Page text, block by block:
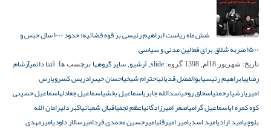
شش ماه ریاست ابراهیم رئیسی بر قوه قضائیه؛ حدود ۱۰۰۰ سال حبس و
۱۵۰۰ ضربه شلاق برای فعالین مدنی و سیاسی
تاریخ: شهریور 18ام, 1398 گروه: slide
, آرشیو, سایر گروهها برچسب ها: آتنا دائمیآرشام
رضاییابراهیم رئیسیابوالفضل قدیانیاحترام شیخیاحسان خیبرادریس کسرویارس
امیریارشیا رحمتیاسحاق روحیاسدالله جابریاسماعیل بخشیاسماعیل جعادلهاسماعیل حسینی
کوه کمره ایاسماعیل گرامیاصغر امیرزادگانیاعظم نجفیاقبال شعبانیاکبر دلیرامان الله
بلوچیامید ازادیامید اسدیامیر امیرقلیامیرحسین محمدی فردامیرسالار داودیامیرمهدی